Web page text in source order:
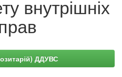
внутрішніх
ДДУВС